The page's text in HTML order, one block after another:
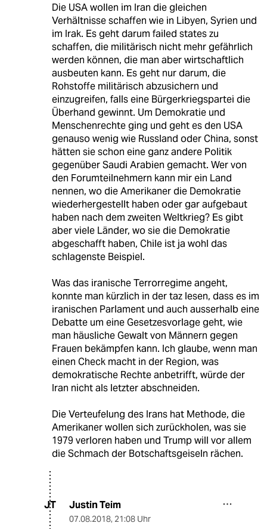
Die USA wollen im Iran die gleichen
Verhältnisse schaffen wie in Libyen, Syrien und
im Irak. Es geht darum failed states zu
schaffen, die militärisch nicht mehr gefährlich
werden können, die man aber wirtschaftlich
ausbeuten kann. Es geht nur darum, die
Rohstoffe militärisch abzusichern und
einzugreifen, falls eine Bürgerkriegspartei die
Überhand gewinnt. Um Demokratie und
Menschenrechte ging und geht es den USA
genauso wenig wie Russland oder China, sonst
hätten sie schon eine ganz andere Politik
gegenüber Saudi Arabien gemacht. Wer von
den Forumteilnehmern kann mir ein Land
nennen, wo die Amerikaner die Demokratie
wiederhergestellt haben oder gar aufgebaut
haben nach dem zweiten Weltkrieg? Es gibt
aber viele Länder, wo sie die Demokratie
abgeschafft haben, Chile ist ja wohl das
schlagenste Beispiel.
Was das iranische Terrorregime angeht,
konnte man kürzlich in der taz lesen, dass es im
iranischen Parlament und auch ausserhalb eine
Debatte um eine Gesetzesvorlage geht, wie
man häusliche Gewalt von Männern gegen
Frauen bekämpfen kann. Ich glaube, wenn man
einen Check macht in der Region, was
demokratische Rechte anbetrifft, würde der
Iran nicht als letzter abschneiden.
Die Verteufelung des Irans hat Methode, die
Amerikaner wollen sich zurückholen, was sie
1979 verloren haben und Trump will vor allem
die Schmach der Botschaftsgeiseln rächen.
JT Justin Teim
07.08.2018, 21:08 Uhr